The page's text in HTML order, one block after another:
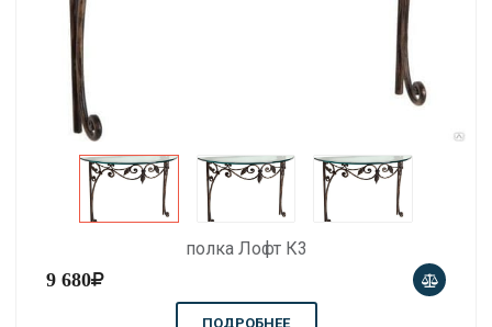
полка Лофт К3
9 680
ПОДРОБНЕЕ